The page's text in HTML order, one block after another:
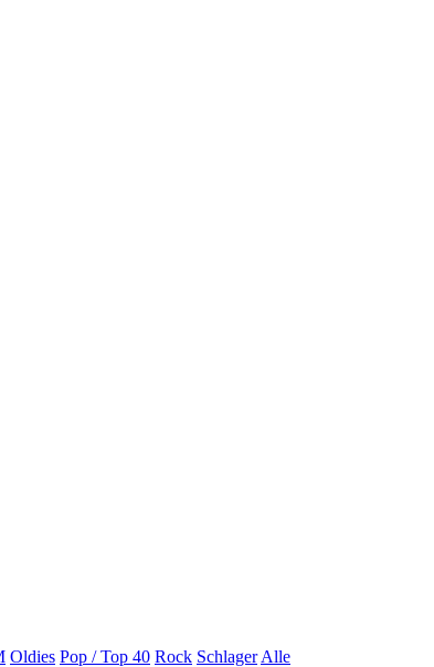
Oldies Pop / Top 40 Rock Schlager Alle